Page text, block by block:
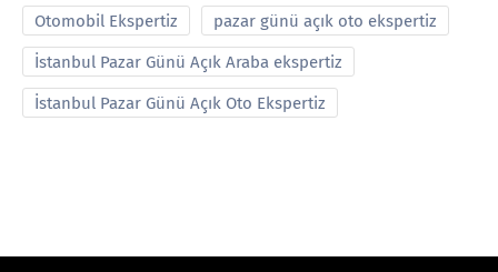
Otomobil Ekspertiz pazar günü açık oto ekspertiz
İstanbul Pazar Günü Açık Araba ekspertiz
İstanbul Pazar Günü Açık Oto Ekspertiz